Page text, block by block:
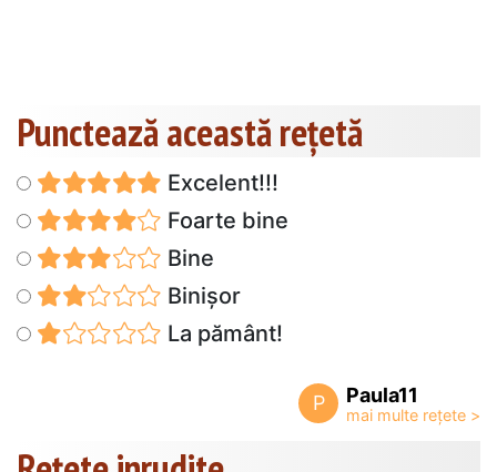
Punctează această reţetă
Excelent!!!
Foarte bine
Bine
Binișor
La pământ!
P Paula11